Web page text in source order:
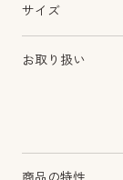
サイズ
お取り扱い